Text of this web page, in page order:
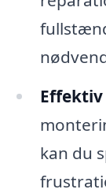
kan du